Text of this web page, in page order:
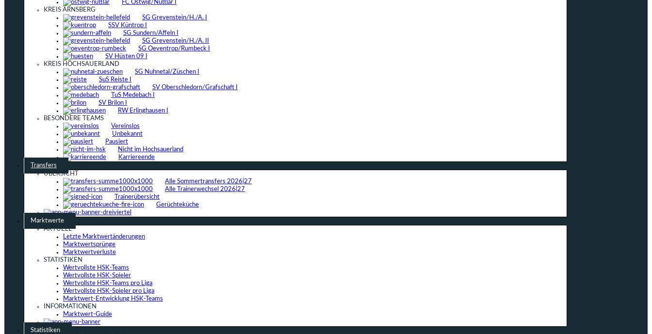
FC Ostwig/Nuttlar I
KREIS ARNSBERG
SG Grevenstein/H./A. I
SSV Küntrop I
SG Sundern/Affeln I
SG Grevenstein/H./A. II
SG Oeventrop/Rumbeck I
SV Hüsten 09 I
KREIS HOCHSAUERLAND
SG Nuhnetal/Züschen I
SuS Reiste I
SV Oberschledorn/Grafschaft I
TuS Medebach I
SV Brilon I
RW Erlinghausen I
BESONDERE TEAMS
Vereinslos
Unbekannt
Pausiert
Nicht im Hochsauerland
Karriereende
Transfers
ÜBERSICHT
Alle Sommertransfers 2026|27
Alle Trainerwechsel 2026|27
Trainerübersicht
Gerüchteküche
Marktwerte
AKTUELL
Letzte Marktwertänderungen
Marktwertsprünge
Marktwertverluste
STATISTIKEN
Wertvollste HSK-Teams
Wertvollste HSK-Spieler
Wertvollste HSK-Teams pro Liga
Wertvollste HSK-Spieler pro Liga
Marktwert-Entwicklung HSK-Teams
INFORMATIONEN
Marktwert-Guide
Statistiken